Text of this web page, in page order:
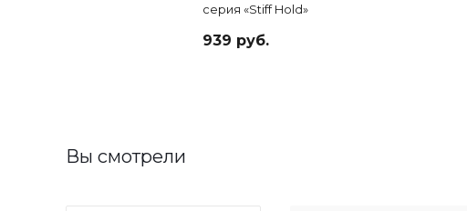
серия «Stiff Hold»
939 руб.
Вы смотрели